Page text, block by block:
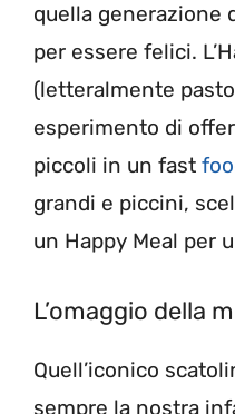
quella generazione
per essere felici.
(letteralmente
esperimento di
piccoli in un fast
grandi e piccini,
un Happy Meal per
L’omaggio della
Quell’iconico
sempre la nostra